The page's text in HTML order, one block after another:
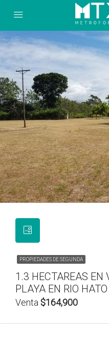
PROPIEDADES DE SEGUNDA
1.3 HECTAREAS EN
PLAYA EN RIO
Venta $164,900